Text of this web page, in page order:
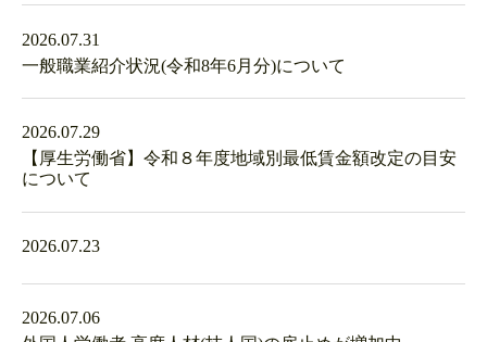
2026.07.31
一般職業紹介状況(令和8年6月分)について
2026.07.29
【厚生労働省】令和８年度地域別最低賃金額改定の目安
について
2026.07.23
2026.07.06